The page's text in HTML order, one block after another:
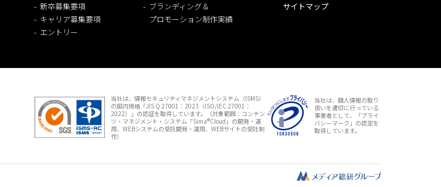
新卒募集要項
キャリア募集要項
エントリー
ブランディング＆
プロモーション制作実績
サイトマップ
当社は、情報セキュリティマネジメントシステム（ISMS）
の国内規格「JIS Q 27001：2023（ISO/IEC 27001：
2022）」の認証を取得しています。（対象範囲：コンテン
ツ・マネジメント・システム「Sima®Cloud」の開発・運
用、WEBシステムの受託開発・運用、WEBサイトの受託制
作）
当社は、個人情報の取り
扱いを適切に行っている
事業者として、「プライ
バシーマーク」の認定を
取得しています。